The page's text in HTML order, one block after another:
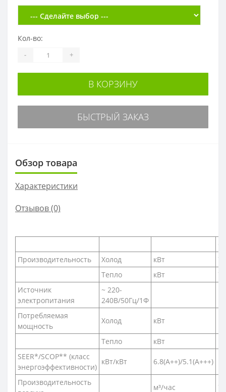
Кол-во:
- +
В КОРЗИНУ
БЫСТРЫЙ ЗАКАЗ
Обзор товара
Характеристики
Отзывов (0)
Производительность
Холод кВт
Тепло
кВт
Источник
электропитания
~ 220-
240В/50Гц/1Ф
Потребляемая
мощность
Холод кВт
Тепло кВт
SEER*/SCOP** (класс
энергоэффективности)
кВт/кВт 6.8(А++)/5.1(А+++)
Производительность
м³/час